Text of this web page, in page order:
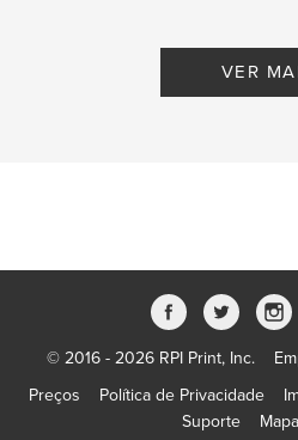
VER
© 2016 - 2026 RPI Print, Inc.
Preços
Política de Privacidade
Suporte